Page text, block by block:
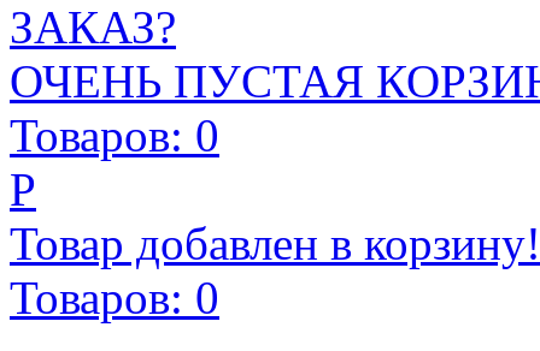
ЗАКАЗ?
ОЧЕНЬ ПУСТАЯ
Товаров: 0
Р
Товар добавлен в корзину!
Товаров: 0